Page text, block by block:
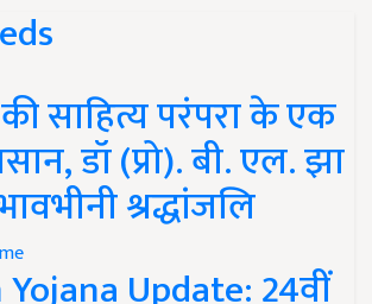
साहित्य परंपरा के एक
डॉ (प्रो). बी. एल. झा
श्रद्धांजलि
Update: 24वीं